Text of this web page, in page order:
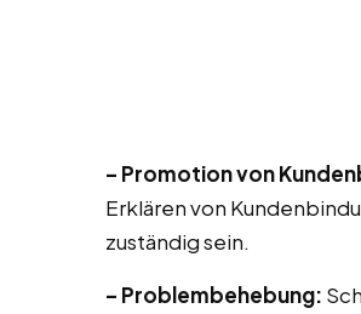
– Promotion von
Erklären von
zuständig sein.
– Problembehebung: